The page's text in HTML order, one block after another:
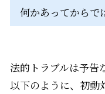
何かあってからで
法的トラブルは予告
以下のように、初動